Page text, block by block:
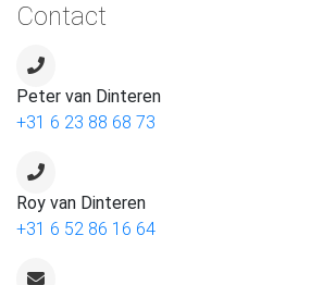
Contact
Peter van Dinteren
+31 6 23 88 68 73
Roy van Dinteren
+31 6 52 86 16 64